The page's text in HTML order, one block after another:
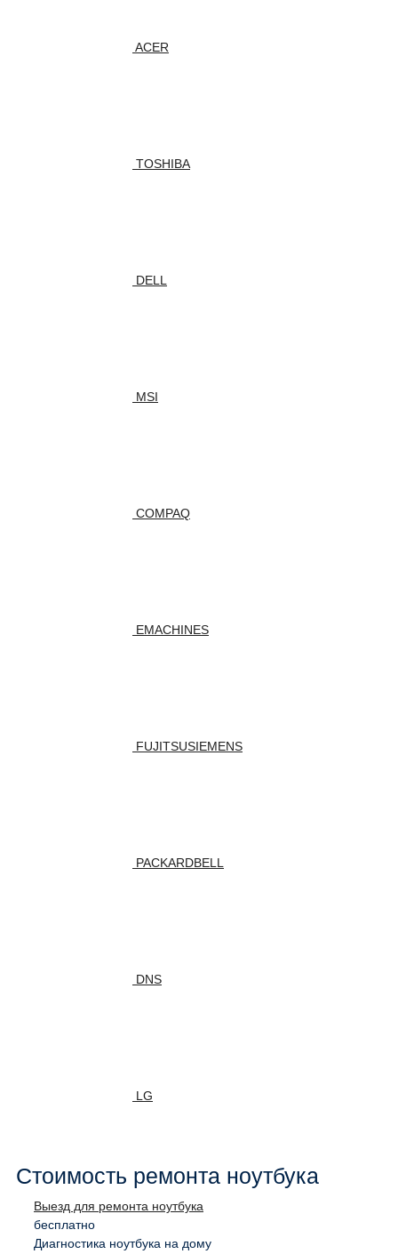
ACER
TOSHIBA
DELL
MSI
COMPAQ
EMACHINES
FUJITSUSIEMENS
PACKARDBELL
DNS
LG
Стоимость ремонта ноутбука
Выезд для ремонта ноутбука
бесплатно
Диагностика ноутбука на дому